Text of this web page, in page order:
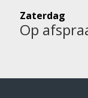
Zaterdag
Op